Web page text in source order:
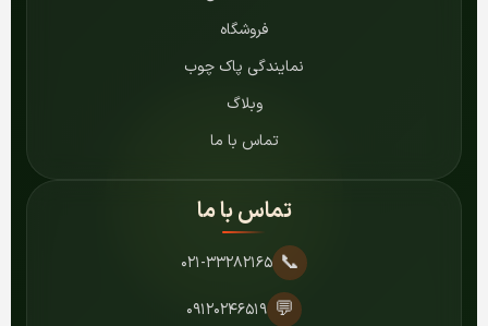
فروشگاه
نمایندگی پاک چوب
وبلاگ
تماس با ما
تماس با ما
📞 ۰۲۱-۳۳۲۸۲۱۶۵
💬 ۰۹۱۲۰۲۴۶۵۱۹